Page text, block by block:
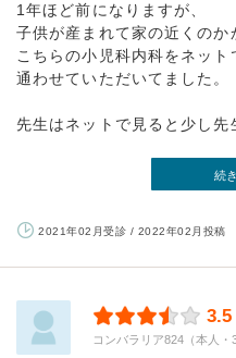
1年ほど前になりますが、
子供が産まれて家の近くの
こちらの小児科内科をネット
通わせていただいてました。
先生はネットで見ると少し先
続
2021年02月受診 / 2022年02月投稿
3.5
コンバラリア824（本人・